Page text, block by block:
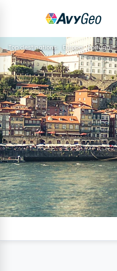
Top destinations Europe Portugal